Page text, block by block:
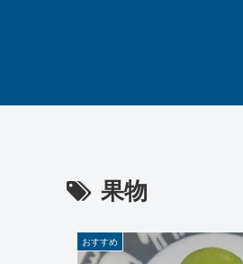
果物
おすすめ